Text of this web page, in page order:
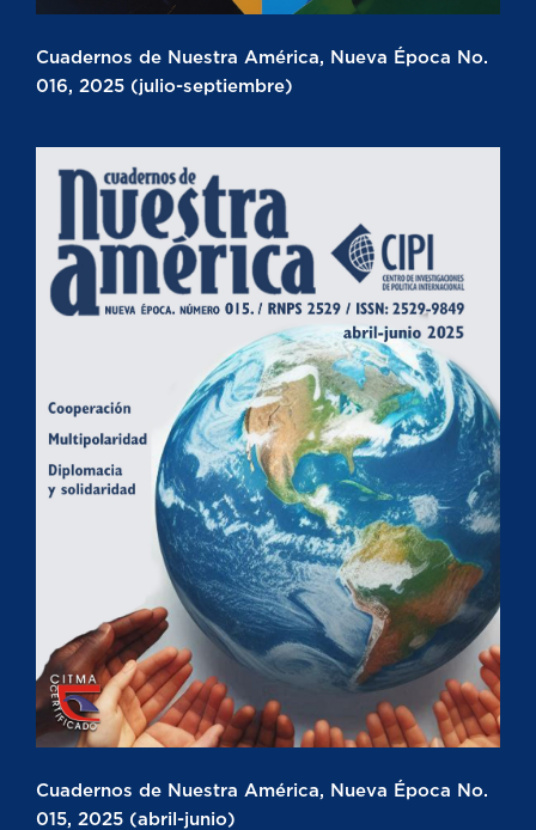
Cuadernos de Nuestra América, Nueva Época No.
016, 2025 (julio-septiembre)
Cuadernos de Nuestra América, Nueva Época No.
015, 2025 (abril-junio)